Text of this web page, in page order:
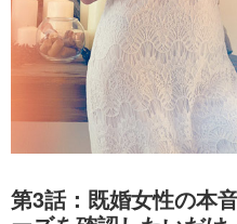
第3話：既婚女性の本